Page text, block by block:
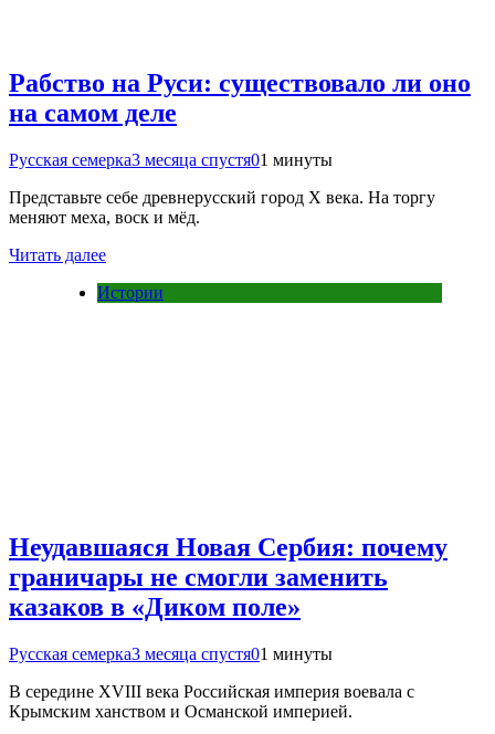
Рабство на Руси: существовало ли оно
на самом деле
Русская семерка3 месяца спустя01 минуты
Представьте себе древнерусский город X века. На торгу
меняют меха, воск и мёд.
Читать далее
Истории
Неудавшаяся Новая Сербия: почему
граничары не смогли заменить
казаков в «Диком поле»
Русская семерка3 месяца спустя01 минуты
В середине XVIII века Российская империя воевала с
Крымским ханством и Османской империей.